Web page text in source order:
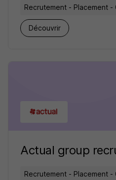
Recrutement - Placement -
Découvrir
Actual group
Recrutement - Placement -